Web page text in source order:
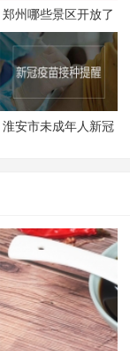
郑州哪些景区开放了
郑州景区什么时候恢
复开放
淮安市未成年人新冠